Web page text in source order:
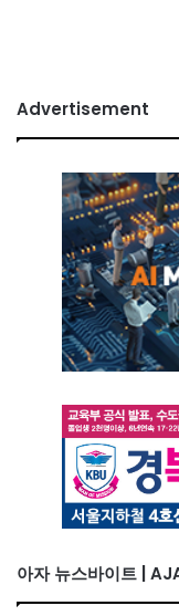
Advertisement
아자 뉴스바이트 |